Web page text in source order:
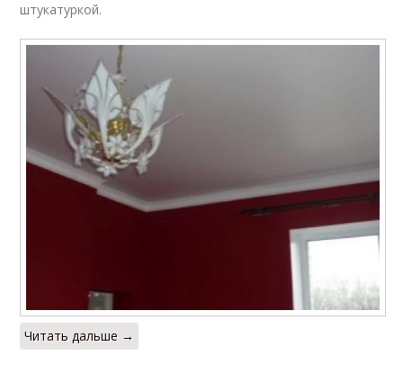
штукатуркой.
Читать дальше →